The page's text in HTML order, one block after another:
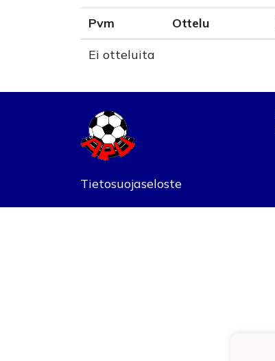
Pvm Ottelu
Ei otteluita
Tietosuojaseloste